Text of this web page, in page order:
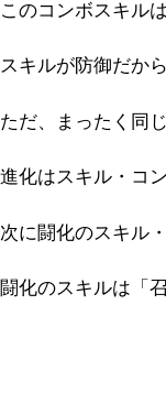
このコンボスキル
スキルが防御だか
ただ、まったく同
進化はスキル・コ
次に闘化のスキル
闘化のスキルは「